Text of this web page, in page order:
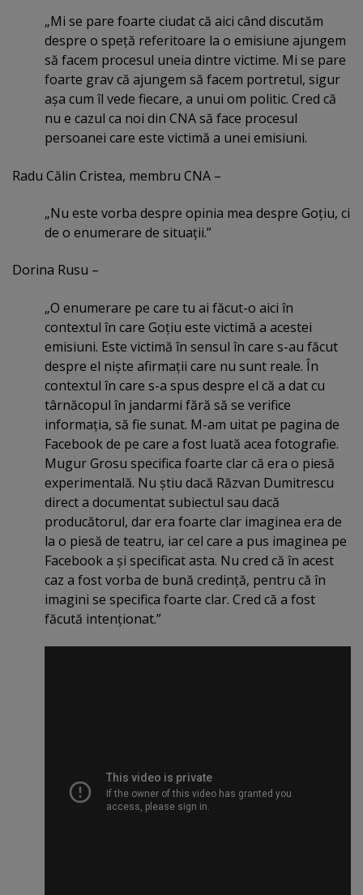
„Mi se pare foarte ciudat că aici când discutăm
despre o speţă referitoare la o emisiune ajungem
să facem procesul uneia dintre victime. Mi se pare
foarte grav că ajungem să facem portretul, sigur
aşa cum îl vede fiecare, a unui om politic. Cred că
nu e cazul ca noi din CNA să face procesul
persoanei care este victimă a unei emisiuni.
Radu Călin Cristea, membru CNA –
„Nu este vorba despre opinia mea despre Goţiu, ci
de o enumerare de situaţii.”
Dorina Rusu –
„O enumerare pe care tu ai făcut-o aici în
contextul în care Goţiu este victimă a acestei
emisiuni. Este victimă în sensul în care s-au făcut
despre el nişte afirmaţii care nu sunt reale. În
contextul în care s-a spus despre el că a dat cu
târnăcopul în jandarmi fără să se verifice
informaţia, să fie sunat. M-am uitat pe pagina de
Facebook de pe care a fost luată acea fotografie.
Mugur Grosu specifica foarte clar că era o piesă
experimentală. Nu ştiu dacă Răzvan Dumitrescu
direct a documentat subiectul sau dacă
producătorul, dar era foarte clar imaginea era de
la o piesă de teatru, iar cel care a pus imaginea pe
Facebook a şi specificat asta. Nu cred că în acest
caz a fost vorba de bună credinţă, pentru că în
imagini se specifica foarte clar. Cred că a fost
făcută intenţionat.”